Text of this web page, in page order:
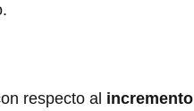
respecto al incremento